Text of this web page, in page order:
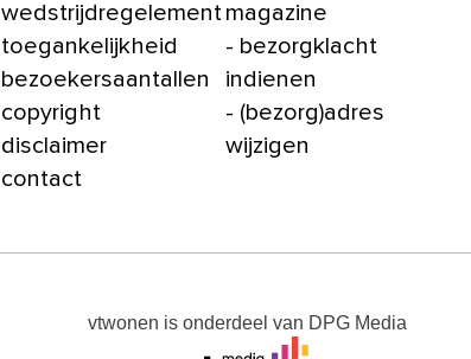
wedstrijdregelement
toegankelijkheid
bezoekersaantallen
copyright
disclaimer
contact
magazine
- bezorgklacht
indienen
- (bezorg)adres
wijzigen
vtwonen is onderdeel van DPG Media